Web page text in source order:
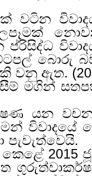
වටින
ප්රිසිද්ධ
බොරු
වනු ඇත.
මගින්
යන
විවාදයේ
2015